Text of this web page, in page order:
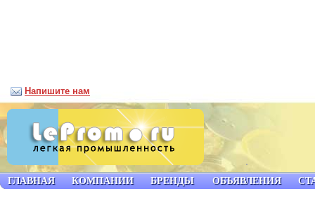
ГЛАВНАЯ КОМПАНИИ БРЕНДЫ ОБЪЯВЛЕНИЯ
Напишите нам